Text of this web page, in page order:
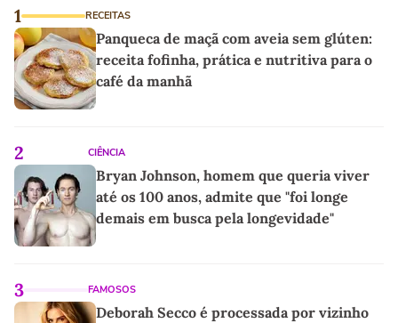
1 RECEITAS
Panqueca de maçã com aveia sem glúten:
receita fofinha, prática e nutritiva para o
café da manhã
2 CIÊNCIA
Bryan Johnson, homem que queria viver
até os 100 anos, admite que "foi longe
demais em busca pela longevidade"
3 FAMOSOS
Deborah Secco é processada por vizinho